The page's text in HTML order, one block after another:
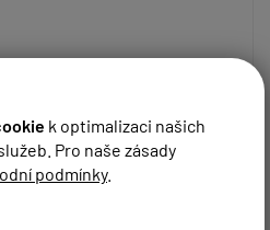
k optimalizaci našich
Pro naše zásady
podmínky.
REAGOVAT